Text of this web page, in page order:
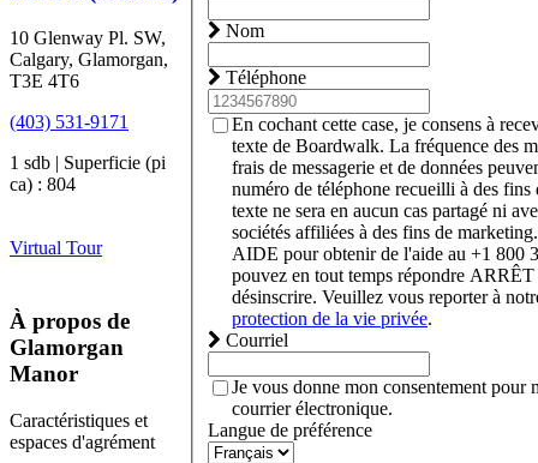
10 Glenway Pl. SW,
Calgary, Glamorgan,
T3E 4T6
(403) 531-9171
1 sdb | Superficie (pi
ca) : 804
Virtual Tour
À propos de
Glamorgan
Manor
Caractéristiques et
espaces d'agrément
Nom
Téléphone
En cochant cette case, je consens à
texte de Boardwalk. La fréquence des
frais de messagerie et de données
numéro de téléphone recueilli à des fins
texte ne sera en aucun cas partagé ni
sociétés affiliées à des fins de
AIDE pour obtenir de l'aide au +1 800
pouvez en tout temps répondre
désinscrire. Veuillez vous reporter à
protection de la vie privée.
Courriel
Je vous donne mon consentement pour
courrier électronique.
Langue de préférence